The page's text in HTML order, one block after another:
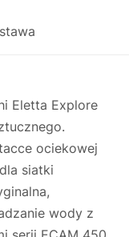
Eletta Explore
ociekowej
siatki
wody z